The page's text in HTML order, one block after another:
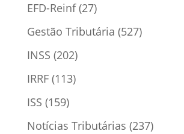
EFD-Reinf(27)
Gestão Tributária (527)
INSS (202)
IRRF(113)
ISS (159)
Notícias Tributárias (237)